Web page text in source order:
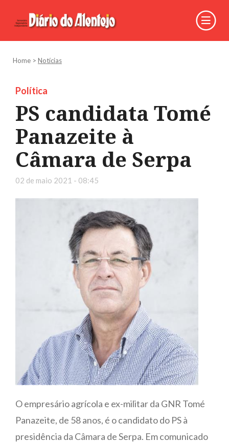
Home > Notícias
Política
PS candidata Tomé
Panazeite à
Câmara de Serpa
02 de maio 2021 - 08:45
O empresário agrícola e ex-militar da GNR Tomé
Panazeite, de 58 anos, é o candidato do PS à
presidência da Câmara de Serpa. Em comunicado